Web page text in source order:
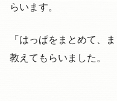
らいます。
「はっぱをまとめて、
教えてもらいました。